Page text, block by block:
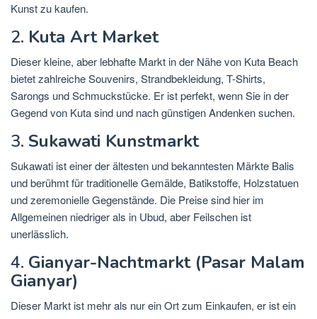
Kunst zu kaufen.
2. Kuta Art Market
Dieser kleine, aber lebhafte Markt in der Nähe von Kuta Beach
bietet zahlreiche Souvenirs, Strandbekleidung, T-Shirts,
Sarongs und Schmuckstücke. Er ist perfekt, wenn Sie in der
Gegend von Kuta sind und nach günstigen Andenken suchen.
3. Sukawati Kunstmarkt
Sukawati ist einer der ältesten und bekanntesten Märkte Balis
und berühmt für traditionelle Gemälde, Batikstoffe, Holzstatuen
und zeremonielle Gegenstände. Die Preise sind hier im
Allgemeinen niedriger als in Ubud, aber Feilschen ist
unerlässlich.
4. Gianyar-Nachtmarkt (Pasar Malam
Gianyar)
Dieser Markt ist mehr als nur ein Ort zum Einkaufen, er ist ein